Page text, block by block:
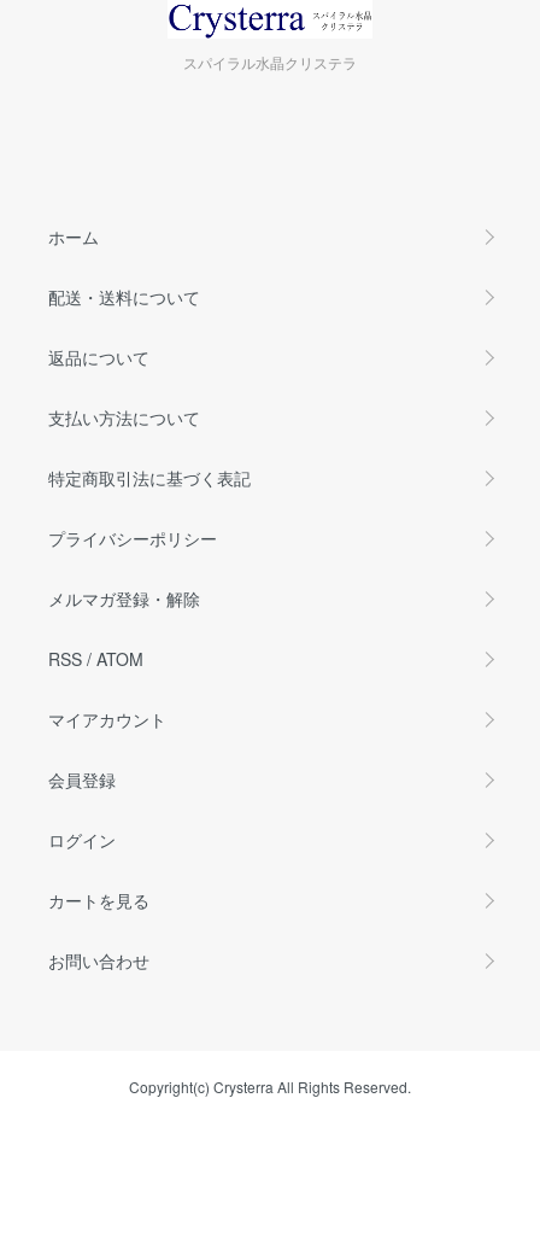
スパイラル水晶クリステラ
ホーム
配送・送料について
返品について
支払い方法について
特定商取引法に基づく表記
プライバシーポリシー
メルマガ登録・解除
RSS / ATOM
マイアカウント
会員登録
ログイン
カートを見る
お問い合わせ
Copyright(c) Crysterra All Rights Reserved.